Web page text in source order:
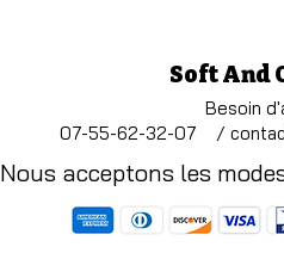
Soft And
Besoin
07-55-62-32-07 /
Nous acceptons les